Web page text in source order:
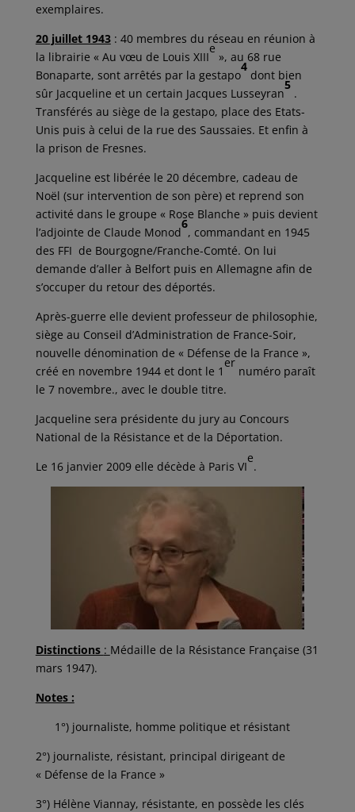
exemplaires.
20 juillet 1943: 40 membres du réseau en réunion à
la librairie « Au vœu de Louis XIII
e
», au 68 rue
Bonaparte, sont arrêtés par la gestapo
4
dont bien
sûr Jacqueline et un certain Jacques Lusseyran
5
.
Transférés au siège de la gestapo, place des Etats-
Unis puis à celui de la rue des Saussaies. Et enfin à
la prison de Fresnes.
Jacqueline est libérée le 20 décembre, cadeau de
Noël (sur intervention de son père) et reprend son
activité dans le groupe « Rose Blanche » puis devient
l’adjointe de Claude Monod
6
, commandant en 1945
des FFI de Bourgogne/Franche-Comté. On lui
demande d’aller à Belfort puis en Allemagne afin de
s’occuper du retour des déportés.
Après-guerre elle devient professeur de philosophie,
siège au Conseil d’Administration de France-Soir,
nouvelle dénomination de « Défense de la France »,
créé en novembre 1944 et dont le 1
er
numéro paraît
le 7 novembre., avec le double titre.
Jacqueline sera présidente du jury au Concours
National de la Résistance et de la Déportation.
Le 16 janvier 2009 elle décède à Paris VI
e
.
Distinctions : Médaille de la Résistance Française (31
mars 1947).
Notes :
1°) journaliste, homme politique et résistant
2°) journaliste, résistant, principal dirigeant de
« Défense de la France »
3°) Hélène Viannay, résistante, en possède les clés